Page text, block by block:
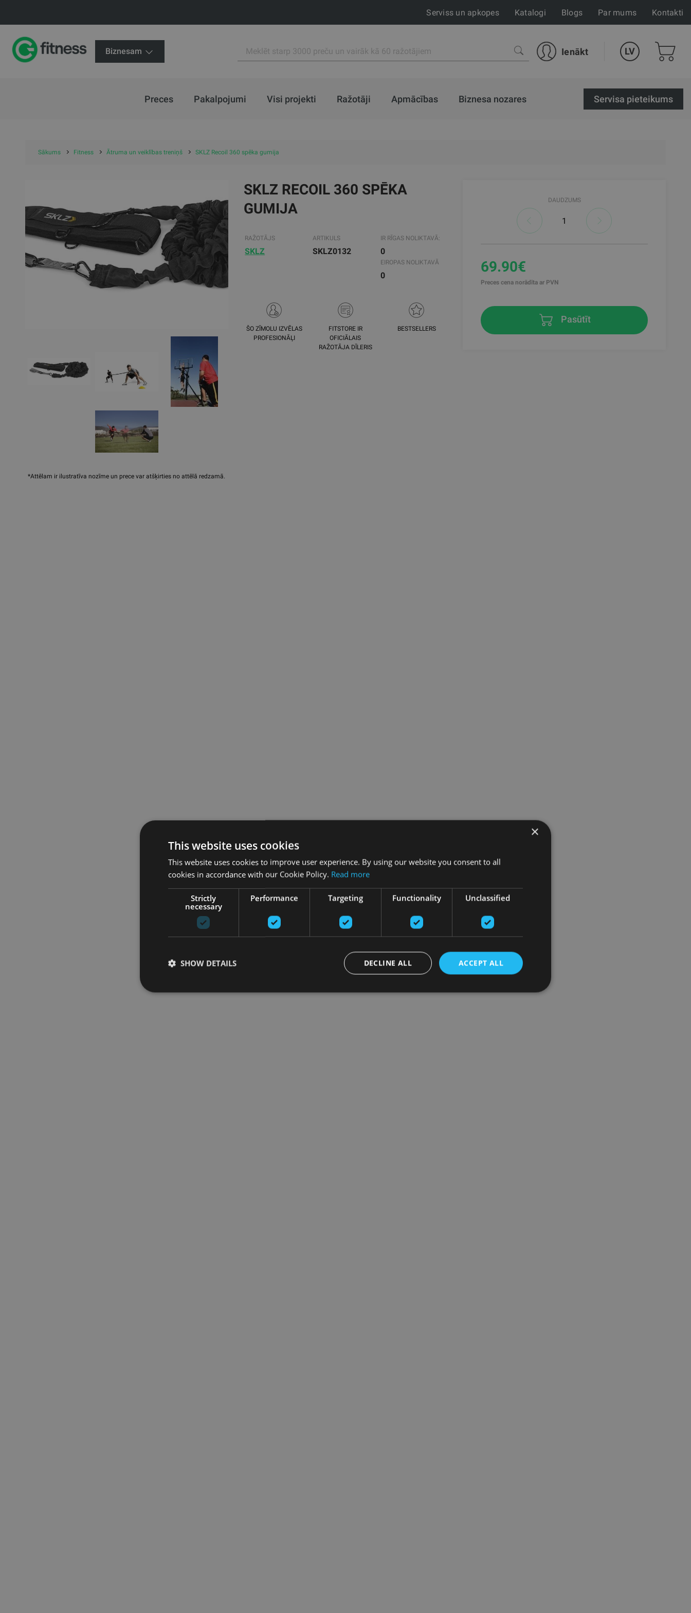
Serviss un apkopes Katalogi Blogs Par mums Kontakti
Biznesam Ienākt LV
Preces Pakalpojumi Visi projekti Ražotāji Apmācības Biznesa nozares Servisa pieteikums
Sākums Fitness Ātruma un veiklības treniņš SKLZ Recoil 360 spēka gumija
*Attēlam ir ilustratīva nozīme un prece var atšķirties no attēlā redzamā.
SKLZ RECOIL 360 SPĒKA
GUMIJA
RAŽOTĀJS
SKLZ
ARTIKULS
SKLZ0132
IR RĪGAS NOLIKTAVĀ:
0
EIROPAS NOLIKTAVĀ
0
ŠO ZĪMOLU IZVĒLAS
PROFESIONĀĻI
FITSTORE IR
OFICIĀLAIS
RAŽOTĀJA DĪLERIS
BESTSELLERS
DAUDZUMS
69.90€
Preces cena norādīta ar PVN
Pasūtīt
×
This website uses cookies
This website uses cookies to improve user experience. By using our website you consent to all
cookies in accordance with our Cookie Policy. Read more
Strictly
necessary
Performance Targeting Functionality Unclassified
ACCEPT ALL
DECLINE ALL
SHOW DETAILS